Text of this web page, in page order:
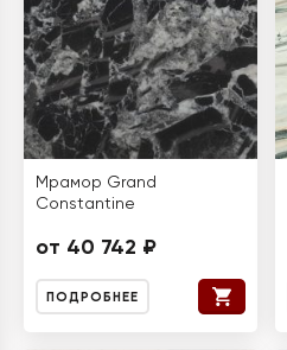
Мрамор Grand
Constantine
от 40 742 ₽
ПОДРОБНЕЕ